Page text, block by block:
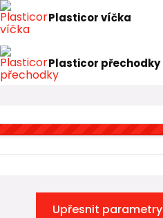
Plasticor víčka
Plasticor přechodky
Upřesnit parametry